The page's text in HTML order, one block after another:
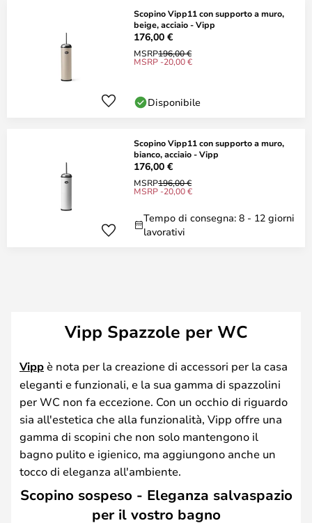
Scopino Vipp11 con supporto a muro,
beige, acciaio - Vipp
176,00 €
MSRP196,00 €
MSRP -20,00 €
Disponibile
Scopino Vipp11 con supporto a muro,
bianco, acciaio - Vipp
176,00 €
MSRP196,00 €
MSRP -20,00 €
Tempo di consegna: 8 - 12 giorni
lavorativi
Vipp Spazzole per WC
Vippè nota per la creazione di accessori per la casa
eleganti e funzionali, e la sua gamma di spazzolini
per WC non fa eccezione. Con un occhio di riguardo
sia all'estetica che alla funzionalità, Vipp offre una
gamma di scopini che non solo mantengono il
bagno pulito e igienico, ma aggiungono anche un
tocco di eleganza all'ambiente.
Scopino sospeso - Eleganza salvaspazio
per il vostro bagno